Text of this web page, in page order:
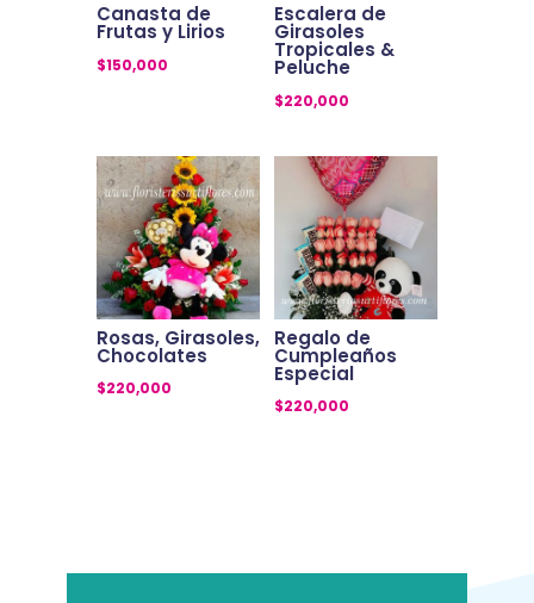
Canasta de
Frutas y Lirios
$150,000
Escalera de
Girasoles
Tropicales &
Peluche
$220,000
Rosas, Girasoles,
Chocolates
$220,000
Regalo de
Cumpleaños
Especial
$220,000